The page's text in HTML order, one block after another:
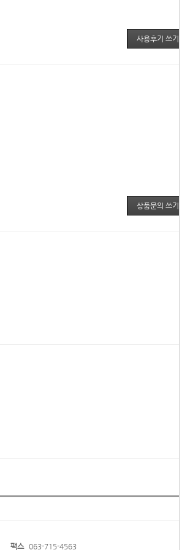
사용후기 쓰기
상품문의 쓰기
팩스 063-715-4563